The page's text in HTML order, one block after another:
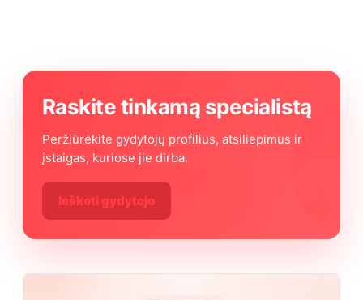
Raskite tinkamą specialistą
Peržiūrėkite gydytojų profilius, atsiliepimus ir
įstaigas, kuriose jie dirba.
Ieškoti gydytojo